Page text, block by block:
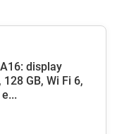
display
GB, Wi Fi 6,